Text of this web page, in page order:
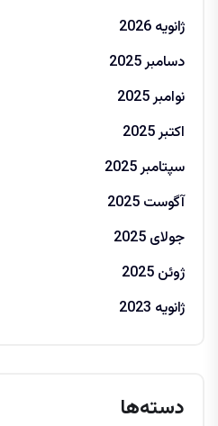
ژانویه 2026
دسامبر 2025
نوامبر 2025
اکتبر 2025
سپتامبر 2025
آگوست 2025
جولای 2025
ژوئن 2025
ژانویه 2023
دسته‌ها